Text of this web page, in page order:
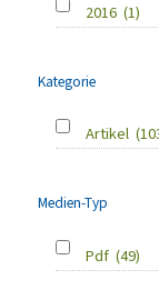
2016 (1)
Kategorie
Artikel
Medien-Typ
Pdf (49)